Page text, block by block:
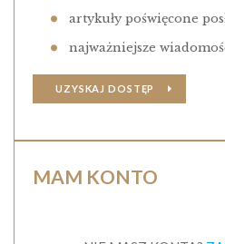
artykuły poświęcone
najważniejsze
UZYSKAJ DOSTĘP
MAM KONTO